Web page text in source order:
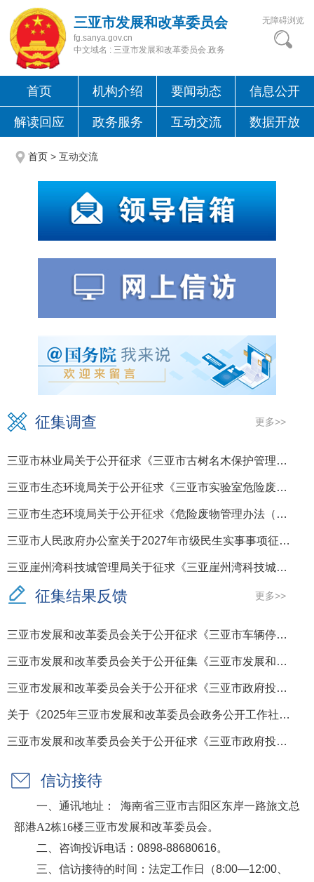
三亚市发展和改革委员会
fg.sanya.gov.cn
中文域名 : 三亚市发展和改革委员会.政务
无障碍浏览
首页 机构介绍 要闻动态 信息公开
解读回应 政务服务 互动交流 数据开放
首页 > 互动交流
征集调查 更多>>
三亚市林业局关于公开征求《三亚市古树名木保护管理若干规定（修订稿）》意见的公告
三亚市生态环境局关于公开征求《三亚市实验室危险废物环境管理规定（修订征求意见稿）》意见的通知
三亚市生态环境局关于公开征求《危险废物管理办法（修订征求意见稿）》意见的通知
三亚市人民政府办公室关于2027年市级民生实事事项征集活动的公告
三亚崖州湾科技城管理局关于征求《三亚崖州湾科技城工业标准厂房及科研载体分割转让管理办法（征求意见稿）》意见的公告
征集结果反馈 更多>>
三亚市发展和改革委员会关于公开征求《三亚市车辆停放服务收...
三亚市发展和改革委员会关于公开征集《三亚市发展和改革委员...
三亚市发展和改革委员会关于公开征求《三亚市政府投资信息化...
关于《2025年三亚市发展和改革委员会政务公开工作社会评议调...
三亚市发展和改革委员会关于公开征求《三亚市政府投资建设项...
信访接待
一、通讯地址：
海南省三亚市吉阳区东岸一路旅文总
部港A2栋16楼三亚市发展和改革委员会。
二、咨询投诉电话：0898-88680616。
三、信访接待的时间：法定工作日（8:00—12:00、